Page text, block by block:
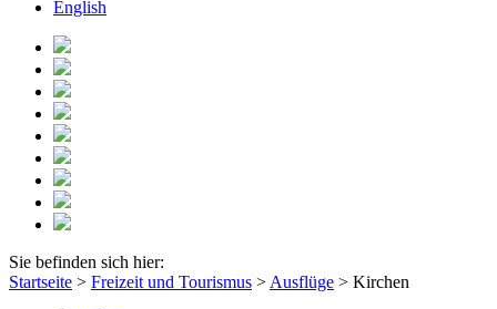
English
Sie befinden sich hier:
Startseite > Freizeit und Tourismus > Ausflüge > Kirchen